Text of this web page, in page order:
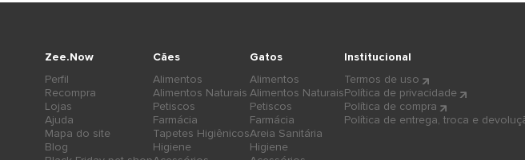
Cães
Alimentos
Alimentos Naturais
Petiscos
Farmácia
Tapetes Higiênicos
Higiene
Gatos
Alimentos
Alimentos Naturais
Petiscos
Farmácia
Areia Sanitária
Higiene
Zee.Now
Perfil
Recompra
Lojas
Ajuda
Mapa do site
Blog
Institucional
Termos de uso
Política de privacidade
Política de compra
Política de entrega, troca e